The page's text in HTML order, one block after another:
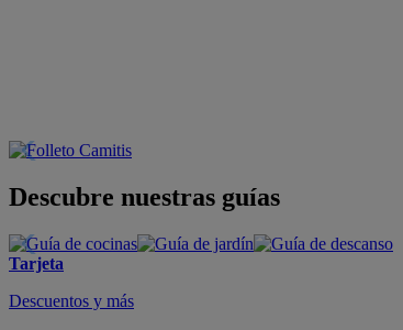
Descubre nuestras guías
Tarjeta
Descuentos y más